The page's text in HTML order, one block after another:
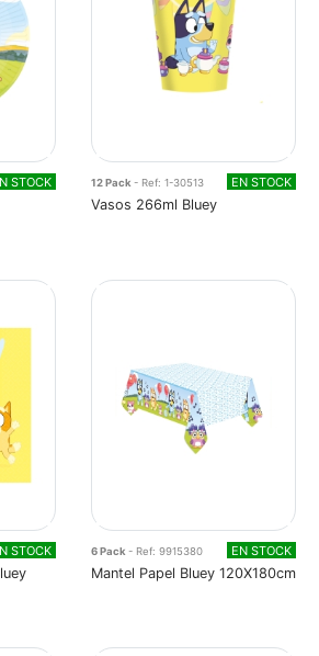
STOCK 12 Pack- Ref: 1-30513 EN STOCK
Vasos 266ml Bluey
STOCK 6 Pack - Ref: 9915380 EN STOCK
Mantel Papel Bluey 120X180cm